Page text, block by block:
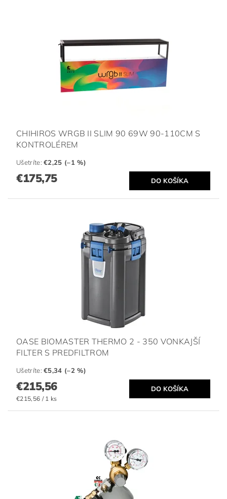
CHIHIROS WRGB II SLIM 90 69W 90-110CM S
KONTROLÉREM
Ušetríte:€2,25 (–1 %)
€175,75
OASE BIOMASTER THERMO 2 - 350 VONKAJŠÍ
FILTER S PREDFILTROM
Ušetríte:€5,34 (–2 %)
€215,56
€215,56 / 1 ks